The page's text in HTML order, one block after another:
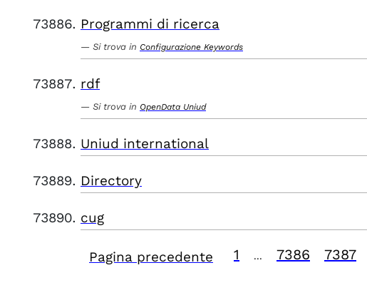
Programmi di ricerca
Si trova in Configurazione Keywords
rdf
Si trova in OpenData Uniud
Uniud international
Directory
cug
Pagina precedente 1 7386 7387